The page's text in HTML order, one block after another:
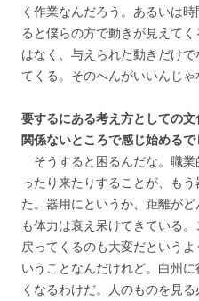
く作業なんだろう。あるいは
ると僕らの方で動きが見えて
はなく、与えられた動きだけ
てくる。そのへんがいいんじゃ
要するにある考え方としての
関係ないところで感じ始めるで
そうすると困るんだな。職
ったり来たりすることが、も
た。器用にというか、距離が
も体力は衰え呆けてきている
戻ってくるのも大変だという
いうことなんだけれど。白州
くなるわけだ。人のものを見